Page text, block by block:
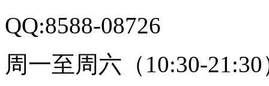
QQ:8588-08726
周一至周六（10:30-21:30